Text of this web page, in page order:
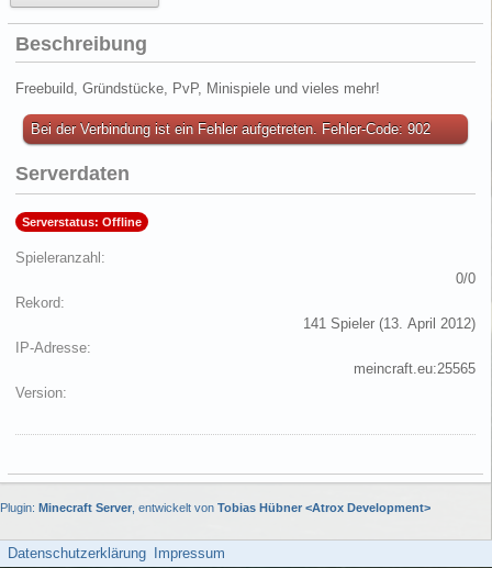
Beschreibung
Freebuild, Gründstücke, PvP, Minispiele und vieles mehr!
Bei der Verbindung ist ein Fehler aufgetreten. Fehler-Code: 902
Serverdaten
Serverstatus: Offline
Spieleranzahl
0/0
Rekord
141 Spieler (13. April 2012)
IP-Adresse
meincraft.eu:25565
Version
Plugin: Minecraft Server , entwickelt von Tobias Hübner <Atrox Development>
Datenschutzerklärung Impressum